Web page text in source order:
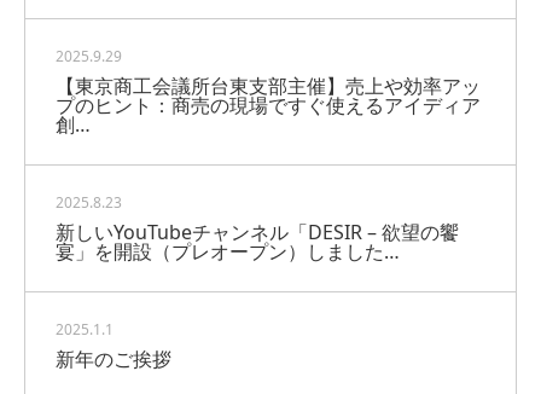
2025.9.29
【東京商工会議所台東支部主催】売上や効率アッ
プのヒント：商売の現場ですぐ使えるアイディア
創…
2025.8.23
新しいYouTubeチャンネル「DESIR – 欲望の饗
宴」を開設（プレオープン）しました…
2025.1.1
新年のご挨拶